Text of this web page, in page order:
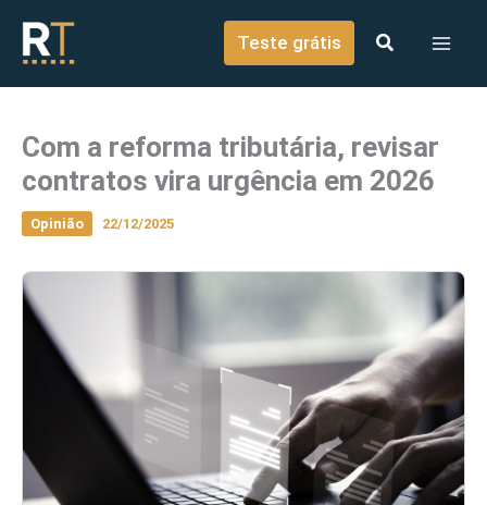
conteúdo
Teste grátis
Com a reforma tributária, revisar
contratos vira urgência em 2026
Opinião 22/12/2025